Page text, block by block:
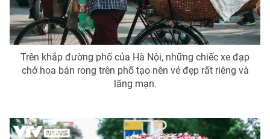
Trên khắp đường phố của Hà Nội, những chiếc xe đạp
chở hoa bán rong trên phố tạo nên vẻ đẹp rất riêng và
lãng mạn.